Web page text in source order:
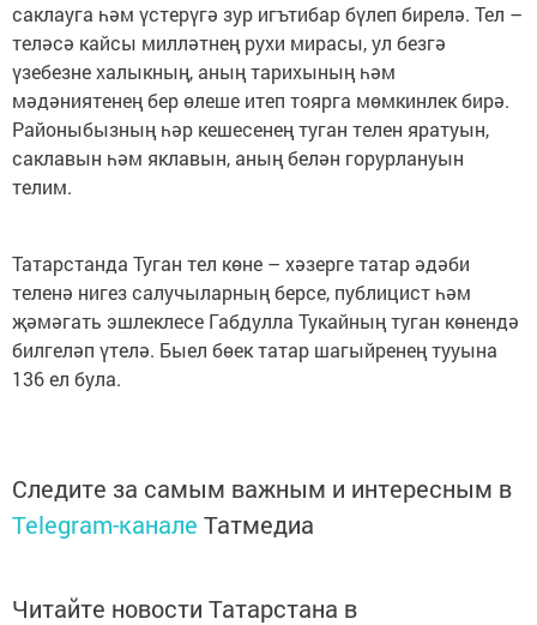
саклауга һәм үстерүгә зур игътибар бүлеп бирелә. Тел –
теләсә кайсы милләтнең рухи мирасы, ул безгә
үзебезне халыкның, аның тарихының һәм
мәдәниятенең бер өлеше итеп тоярга мөмкинлек бирә.
Районыбызның һәр кешесенең туган телен яратуын,
саклавын һәм яклавын, аның белән горурлануын
телим.
Татарстанда Туган тел көне – хәзерге татар әдәби
теленә нигез са­лучыларның берсе, публицист һәм
җәмәгать эшлеклесе Габдулла Тукайның туган көнендә
билгеләп үтелә. Быел бөек татар шагыйренең тууына
136 ел була.
Следите за самым важным и интересным в
Telegram-канале Татмедиа
Читайте новости Татарстана в